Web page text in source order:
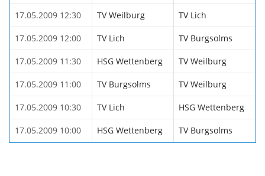
17.05.2009 12:30 TV Weilburg TV Lich
17.05.2009 12:00 TV Lich TV Burgsolms
17.05.2009 11:30 HSG Wettenberg TV Weilburg
17.05.2009 11:00 TV Burgsolms TV Weilburg
17.05.2009 10:30 TV Lich HSG Wettenberg
17.05.2009 10:00 HSG Wettenberg TV Burgsolms